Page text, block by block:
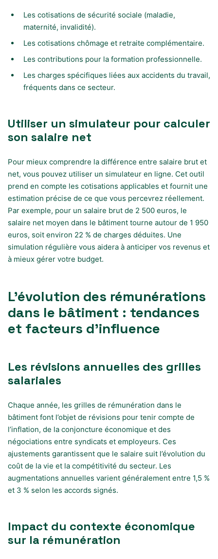
Les cotisations de sécurité sociale (maladie,
maternité, invalidité).
Les cotisations chômage et retraite complémentaire.
Les contributions pour la formation professionnelle.
Les charges spécifiques liées aux accidents du travail,
fréquents dans ce secteur.
Utiliser un simulateur pour calculer
son salaire net
Pour mieux comprendre la différence entre salaire brut et
net, vous pouvez utiliser un simulateur en ligne. Cet outil
prend en compte les cotisations applicables et fournit une
estimation précise de ce que vous percevrez réellement.
Par exemple, pour un salaire brut de 2 500 euros, le
salaire net moyen dans le bâtiment tourne autour de 1 950
euros, soit environ 22 % de charges déduites. Une
simulation régulière vous aidera à anticiper vos revenus et
à mieux gérer votre budget.
L’évolution des rémunérations
dans le bâtiment : tendances
et facteurs d’influence
Les révisions annuelles des grilles
salariales
Chaque année, les grilles de rémunération dans le
bâtiment font l’objet de révisions pour tenir compte de
l’inflation, de la conjoncture économique et des
négociations entre syndicats et employeurs. Ces
ajustements garantissent que le salaire suit l’évolution du
coût de la vie et la compétitivité du secteur. Les
augmentations annuelles varient généralement entre 1,5 %
et 3 % selon les accords signés.
Impact du contexte économique
sur la rémunération